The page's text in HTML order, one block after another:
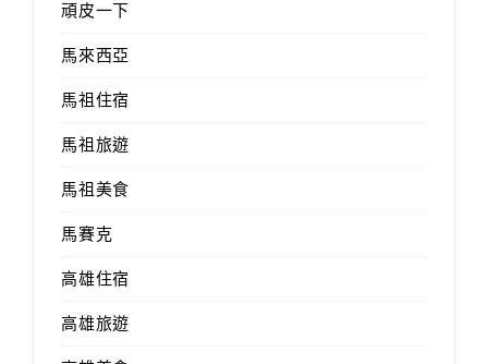
頑皮一下
馬來西亞
馬祖住宿
馬祖旅遊
馬祖美食
馬賽克
高雄住宿
高雄旅遊